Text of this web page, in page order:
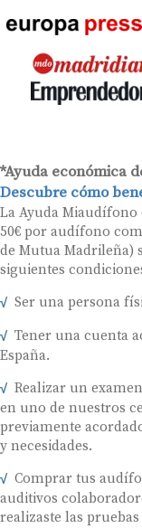
*Ayuda económica
Descubre cómo
La Ayuda
50€ por audífono
de Mutua Madrileña)
siguientes
Ser una persona
Tener una cuenta
España.
Realizar un
en uno de nuestros
previamente
y necesidades.
Comprar tus
auditivos
realizaste las